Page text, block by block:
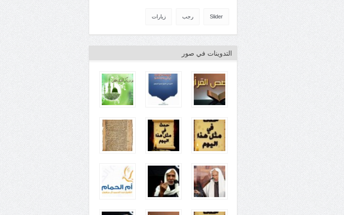
Slider رجب زيارات
التدوينات في صور